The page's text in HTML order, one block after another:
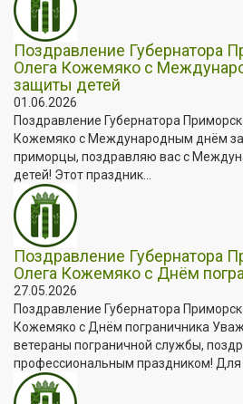
Поздравление Губернатора
Олега Кожемяко с
защиты детей
01.06.2026
Поздравление Губернатора
Кожемяко с Международным днём
приморцы, поздравляю вас с
детей! Этот праздник...
Поздравление Губернатора
Олега Кожемяко с Днём
27.05.2026
Поздравление Губернатора
Кожемяко с Днём пограничника
ветераны пограничной службы,
профессиональным праздником! Для